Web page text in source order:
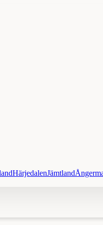
HärjedalenJämtland